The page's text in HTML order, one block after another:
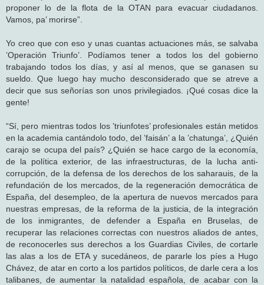
proponer lo de la flota de la OTAN para evacuar ciudadanos.
Vamos, pa’ morirse”.
Yo creo que con eso y unas cuantas actuaciones más, se salvaba
’Operación Triunfo’. Podíamos tener a todos los del gobierno
trabajando todos los días, y así al menos, que se ganasen su
sueldo. Que luego hay mucho desconsiderado que se atreve a
decir que sus señorías son unos privilegiados. ¡Qué cosas dice la
gente!
“Sí, pero mientras todos los ’triunfotes’ profesionales están metidos
en la academia cantándolo todo, del ’faisán’ a la ’chatunga’, ¿Quién
carajo se ocupa del país? ¿Quién se hace cargo de la economía,
de la política exterior, de las infraestructuras, de la lucha anti-
corrupción, de la defensa de los derechos de los saharauis, de la
refundación de los mercados, de la regeneración democrática de
España, del desempleo, de la apertura de nuevos mercados para
nuestras empresas, de la reforma de la justicia, de la integración
de los inmigrantes, de defender a España en Bruselas, de
recuperar las relaciones correctas con nuestros aliados de antes,
de reconocerles sus derechos a los Guardias Civiles, de cortarle
las alas a los de ETA y sucedáneos, de pararle los píes a Hugo
Chávez, de atar en corto a los partidos políticos, de darle cera a los
talibanes, de aumentar la natalidad española, de acabar con la